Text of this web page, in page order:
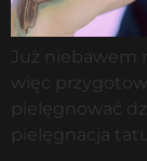
Już niebawem
więc
pielęgnować
pielęgnacja